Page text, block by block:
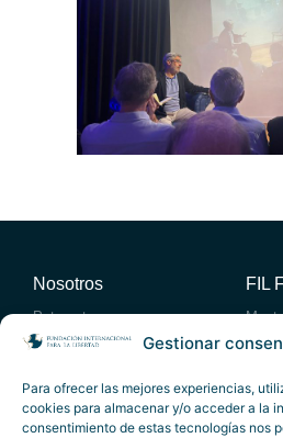
Gestionar
Para ofrecer las mejores experiencias,
cookies para almacenar y/o acceder a la
consentimiento de estas tecnologías nos
Nosotros
Patronato
Consejo académico
Consejo Empresario Asesor
FIL
Actividades
Foro Atlántico
Eventos destacados